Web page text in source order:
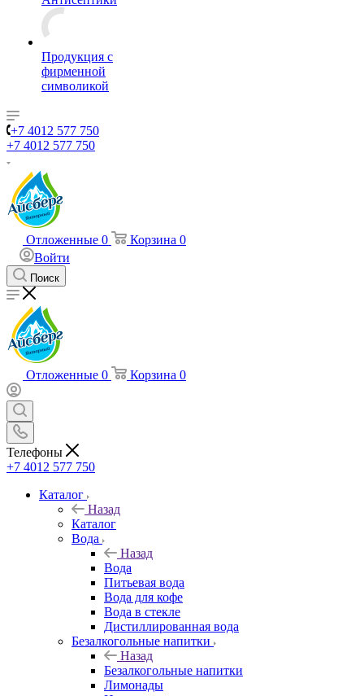
Продукция с
фирменной
символикой
+7 4012 577 750
+7 4012 577 750
Отложенные 0 Корзина 0
Войти
Поиск
Отложенные 0 Корзина 0
Телефоны
+7 4012 577 750
Каталог
Назад
Каталог
Вода
Назад
Вода
Питьевая вода
Вода для кофе
Вода в стекле
Дистиллированная вода
Безалкогольные напитки
Назад
Безалкогольные напитки
Лимонады